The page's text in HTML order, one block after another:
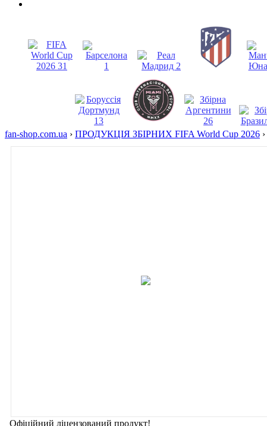
fan-shop.com.ua › ПРОДУКЦІЯ ЗБІРНИХ FIFA World Cup 2026 ›
Офіційний ліцензований продукт!